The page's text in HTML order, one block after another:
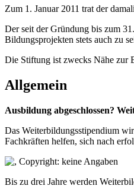
Zum 1. Januar 2011 trat der
Der seit der Gründung bis zum
Bildungsprojekten stets auch zu
Die Stiftung ist zwecks Nähe zur
Allgemein
Ausbildung abgeschlossen?
Das Weiterbildungsstipendium
Fachkräften helfen, sich nach
Bis zu drei Jahre werden